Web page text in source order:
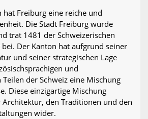
hat Freiburg eine reiche und
Die Stadt Freiburg wurde
trat 1481 der Schweizerischen
bei. Der Kanton hat aufgrund seiner
und seiner strategischen Lage
und
der Schweiz eine Mischung
Diese einzigartige Mischung
Architektur, den Traditionen und den
wider.